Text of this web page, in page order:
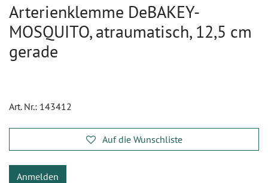
Arterienklemme DeBAKEY-
MOSQUITO, atraumatisch, 12,5 cm
gerade
Art. Nr.: 143412
Auf die Wunschliste
Anmelden